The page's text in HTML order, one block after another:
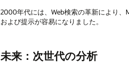
2000年代には、Web検索の革新により、
および提示が容易になりました。
未来：次世代の分析